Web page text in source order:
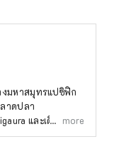
มหาสมุทรแปซิฟิก
าดปลา
และเดินต่ออีก
วนฮิตาชิซีไซด์พาร์ค
more